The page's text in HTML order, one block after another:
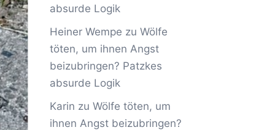
absurde Logik
Heiner Wempe zu Wölfe
töten, um ihnen Angst
beizubringen? Patzkes
absurde Logik
Karin zu Wölfe töten, um
ihnen Angst beizubringen?